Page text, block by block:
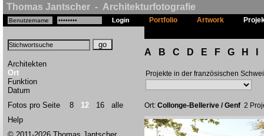
Thomas Jantscher - Architekturfotografie
Architekten
Ort
Funktion
Datum
Fotos pro Seite 8 12 16
alle
Help
Portfolio Artwork
A B C D E F G H
Projekte in der französischen
Ort: Collonge-Bellerive / Genf 2